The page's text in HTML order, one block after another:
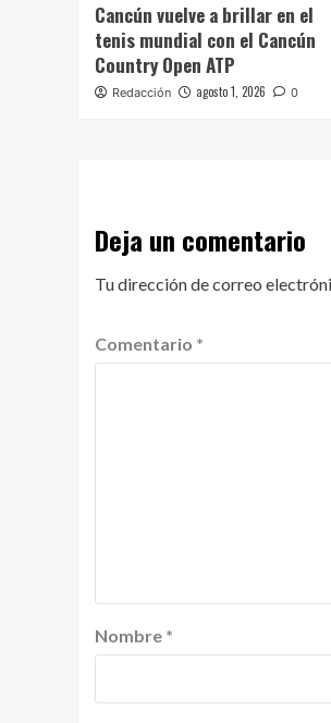
Cancún vuelve a brillar en el
tenis mundial con el Cancún
Country Open ATP
Redacción agosto 1, 2026 0
Deja un comentario
Tu dirección de correo
Comentario *
Nombre *